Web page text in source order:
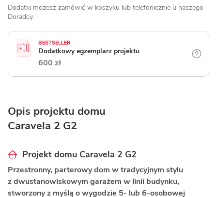
Dodatki możesz zamówić w koszyku lub telefonicznie u naszego
Doradcy.
BESTSELLER
Dodatkowy egzemplarz projektu
600 zł
Opis projektu domu
Caravela 2 G2
Projekt domu Caravela 2 G2
Przestronny, parterowy dom w tradycyjnym stylu
z dwustanowiskowym garażem w linii budynku,
stworzony z myślą o wygodzie 5- lub 6-osobowej